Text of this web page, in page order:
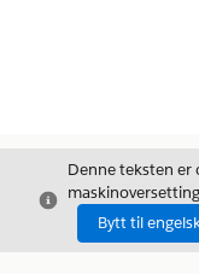
Avslutt
Denne teksten er
Bytt til